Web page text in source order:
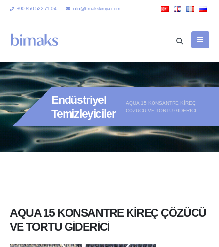
+90 850 522 71 04 info@bimakskimya.com
Endüstriyel
Temizleyiciler
AQUA 15 KONSANTRE KİREÇ
ÇÖZÜCÜ VE TORTU GİDERİCİ
AQUA 15 KONSANTRE KİREÇ ÇÖZÜCÜ
VE TORTU GİDERİCİ